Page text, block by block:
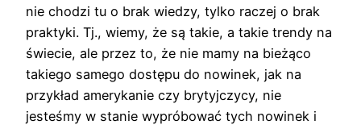
nie chodzi tu o brak wiedzy, tylko raczej o brak
praktyki. Tj., wiemy, że są takie, a takie trendy na
świecie, ale przez to, że nie mamy na bieżąco
takiego samego dostępu do nowinek, jak na
przykład amerykanie czy brytyjczycy, nie
jesteśmy w stanie wypróbować tych nowinek i